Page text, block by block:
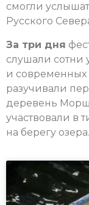
смогли
Русского
За три дня
слушали сотни
и современных
разучивали
деревень
участвовали в
на берегу озера.